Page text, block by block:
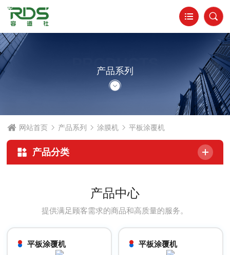
PRODUCTS
产品系列
网站首页 产品系列 涂膜机 平板涂覆机
产品分类
产品中心
提供满足顾客需求的商品和高质量的服务。
平板涂覆机 平板涂覆机